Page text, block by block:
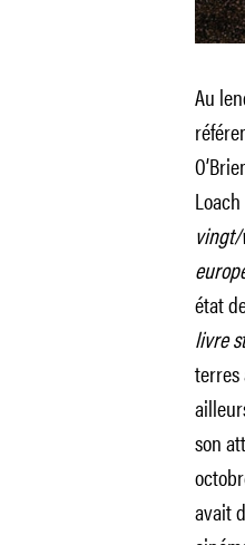
Au
vingt/
état
livre
terres
son
avait